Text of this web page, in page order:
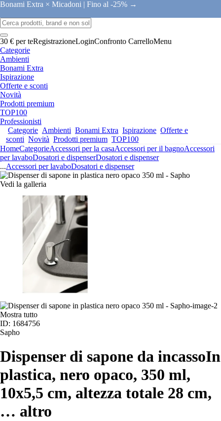
Bonami Extra × Micadoni | Fino al -25% →
30 € per teRegistrazioneLoginConfronto CarrelloMenu
Categorie
Ambienti
Bonami Extra
Ispirazione
Offerte e sconti
Novità
Prodotti premium
TOP100
Professionisti
Categorie Ambienti Bonami Extra Ispirazione Offerte e
sconti Novità Prodotti premium TOP100
HomeCategorieAccessori per la casaAccessori per il bagnoAccessori
per lavaboDosatori e dispenserDosatori e dispenser
...Accessori per lavaboDosatori e dispenser
Vedi la galleria
Mostra tutto
ID: 1684756
Sapho
Dispenser di sapone da incassoIn
plastica, nero opaco, 350 ml,
10x5,5 cm, altezza totale 28 cm,
… altro